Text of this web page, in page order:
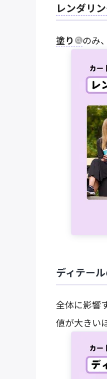
レンダリ
塗り のみ、
ディテー
全体に影響
値が大きい